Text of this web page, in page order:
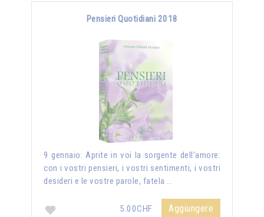
Pensieri Quotidiani 2018
9 gennaio: Aprite in voi la sorgente dell’amore:
con i vostri pensieri, i vostri sentimenti, i vostri
desideri e le vostre parole, fatela …
5.00CHF Aggiungere